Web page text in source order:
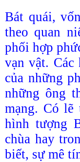
Bát quái,
theo quan
phối hợp
vạn vật.
của những
những ông
mạng. Có lẽ
hình tượng
chùa hay
biết, sự mê